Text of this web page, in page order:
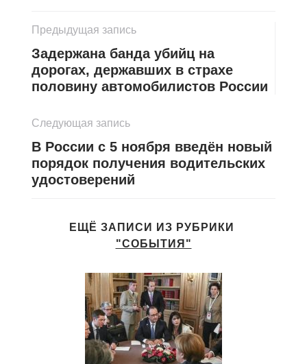
Предыдущая запись
Задержана банда убийц на
дорогах, державших в страхе
половину автомобилистов России
Следующая запись
В России с 5 ноября введён новый
порядок получения водительских
удостоверений
ЕЩЁ ЗАПИСИ ИЗ РУБРИКИ
"СОБЫТИЯ"